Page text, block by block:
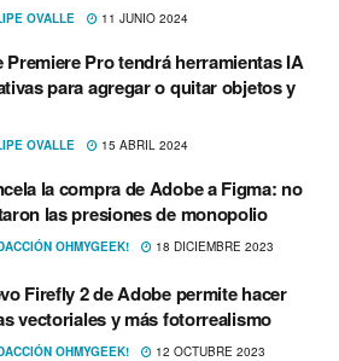
OVALLE 11 JUNIO 2024
Premiere Pro tendrá herramientas IA
para agregar o quitar objetos y
OVALLE 15 ABRIL 2024
la compra de Adobe a Figma: no
las presiones de monopolio
OHMYGEEK! 18 DICIEMBRE 2023
Firefly 2 de Adobe permite hacer
vectoriales y más fotorrealismo
OHMYGEEK! 12 OCTUBRE 2023